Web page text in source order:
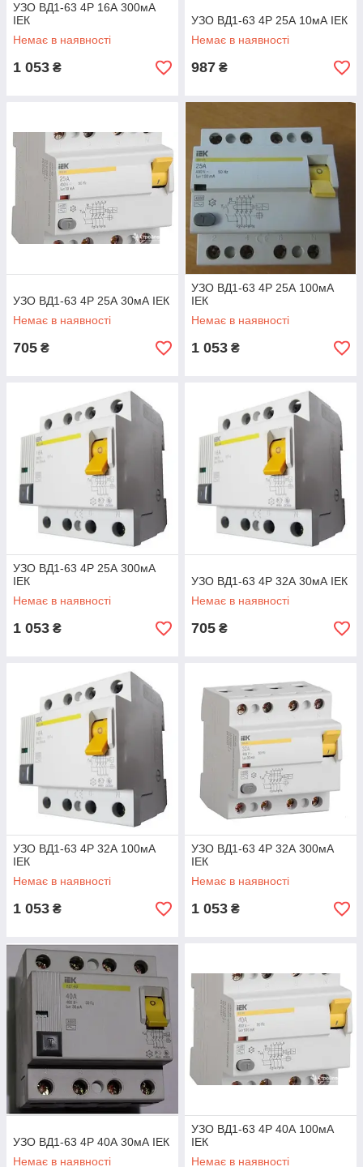
УЗО ВД1-63 4Р 16А 300мА
ІЕК
Немає в наявності
1 053 ₴
УЗО ВД1-63 4Р 25А 10мА ІЕК
Немає в наявності
987 ₴
УЗО ВД1-63 4Р 25А 30мА ІЕК
Немає в наявності
705 ₴
УЗО ВД1-63 4Р 25А 100мА
ІЕК
Немає в наявності
1 053 ₴
УЗО ВД1-63 4Р 25А 300мА
ІЕК
Немає в наявності
1 053 ₴
УЗО ВД1-63 4Р 32А 30мА ІЕК
Немає в наявності
705 ₴
УЗО ВД1-63 4Р 32А 100мА
ІЕК
Немає в наявності
1 053 ₴
УЗО ВД1-63 4Р 32А 300мА
ІЕК
Немає в наявності
1 053 ₴
УЗО ВД1-63 4Р 40А 30мА ІЕК
Немає в наявності
УЗО ВД1-63 4Р 40А 100мА
ІЕК
Немає в наявності